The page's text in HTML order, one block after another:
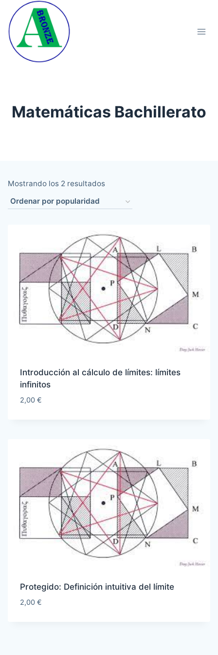
Saltar
contenido
Matemáticas Bachillerato
Mostrando los 2 resultadosOrdenado
popularidad
Introducción al cálculo de límites: límites
infinitos
2,00 €
Protegido: Definición intuitiva del límite
2,00 €